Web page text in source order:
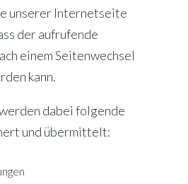
unserer Internetseite
der aufrufende
einem Seitenwechsel
kann.
dabei folgende
und übermittelt: